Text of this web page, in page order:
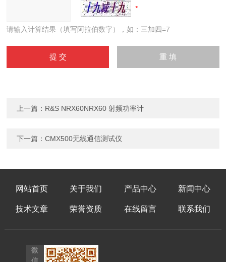
请输入计算结果（填写阿拉伯数字），如：三加四=7
上一篇： R&S NRX60NRX60 射频功率计
下一篇：CMX500无线通信测试仪
网站首页 关于我们 产品中心 新闻中心
技术文章 荣誉资质 在线留言 联系我们
微